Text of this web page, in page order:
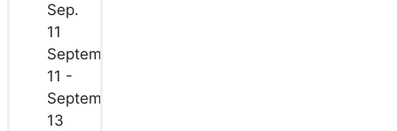
Sep.
11
September
11 -
September
13